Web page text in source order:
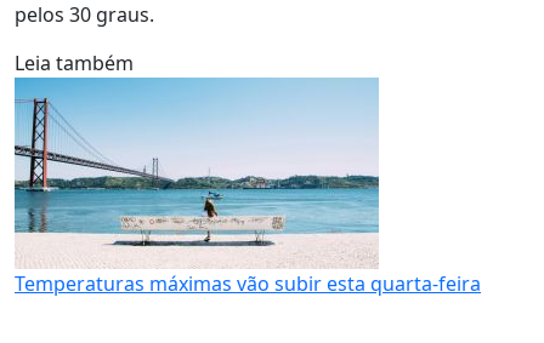
pelos 30 graus.
Leia também
Temperaturas máximas vão subir esta quarta-feira